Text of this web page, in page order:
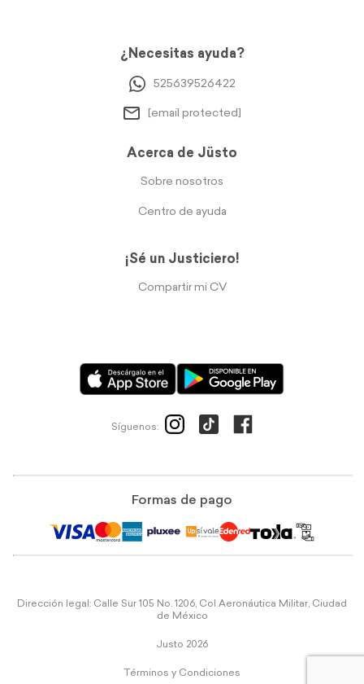
¿Necesitas ayuda?
525639526422
[email protected]
Acerca de Jüsto
Sobre nosotros
Centro de ayuda
¡Sé un Justiciero!
Compartir mi CV
Síguenos:
Formas de pago
Dirección legal: Calle Sur 105 No. 1206, Col Aeronáutica Militar, Ciudad
de México
Justo 2026
Términos y Condiciones